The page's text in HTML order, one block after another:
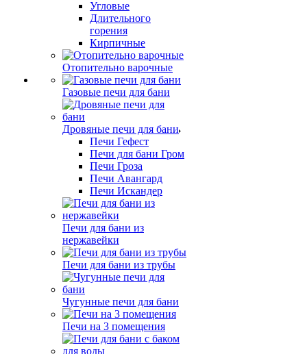
Угловые
Длительного
горения
Кирпичные
Отопительно варочные
Газовые печи для бани
Дровяные печи для бани
Печи Гефест
Печи для бани Гром
Печи Гроза
Печи Авангард
Печи Искандер
Печи для бани из
нержавейки
Печи для бани из трубы
Чугунные печи для бани
Печи на 3 помещения